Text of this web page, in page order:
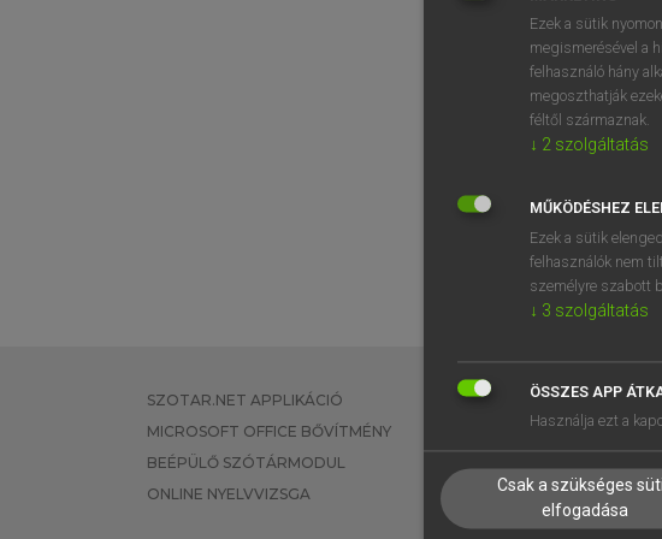
SZOTAR.NET APPLIKÁCIÓ
MICROSOFT OFFICE BŐVÍTMÉNY
BEÉPÜLŐ SZÓTÁRMODUL
ONLINE NYELVVIZSGA
EGYÉNI FELHASZNÁLÓKNAK
TANULÓKNAK
VÁLLALATI MEGOLDÁSOK
Ezek a sütik
megismerésével a
felhasználó hány
megoszthatják
féltől származnak.
↓ 2 szolgáltatás
MŰKÖDÉSHEZ
Ezek a sütik
felhasználók nem
személyre szabott
↓ 3 szolgáltatás
ÖSSZES APP
Használja ezt a
Csak a szükséges
elfogadása